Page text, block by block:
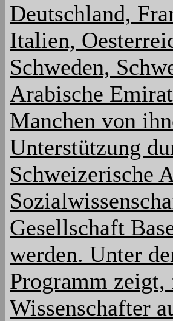
Deutschland,
Italien,
Schweden,
Arabische
Manchen von
Unterstützung
Schweizerische
Gesellschaft
werden. Unter
Programm zeigt,
Wissenschafter